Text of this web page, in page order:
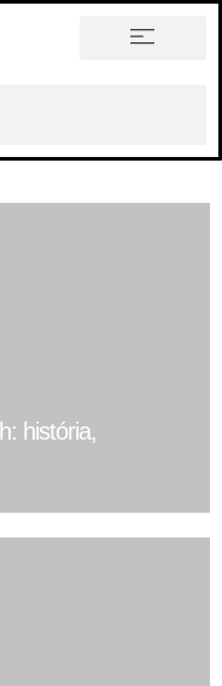
história,